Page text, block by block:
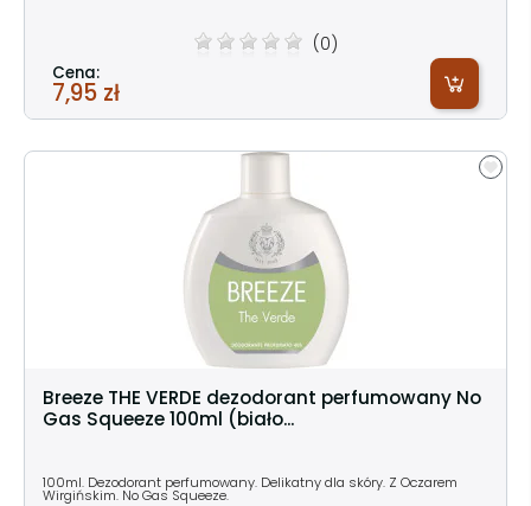
(0)
Cena:
7,95 zł
Breeze THE VERDE dezodorant perfumowany No
Gas Squeeze 100ml (biało...
100ml. Dezodorant perfumowany. Delikatny dla skóry. Z Oczarem
Wirgińskim. No Gas Squeeze.